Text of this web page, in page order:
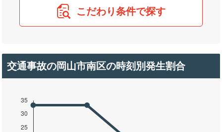
こだわり条件で探す
交通事故の岡山市南区の時刻別発生割合